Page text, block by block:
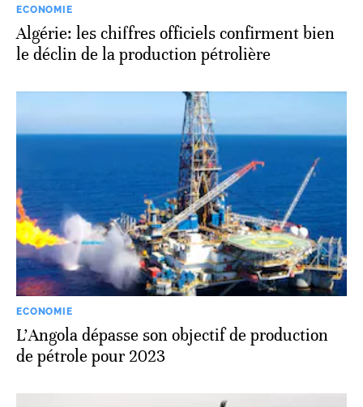
ECONOMIE
Algérie: les chiffres officiels confirment bien
le déclin de la production pétrolière
ECONOMIE
L’Angola dépasse son objectif de production
de pétrole pour 2023